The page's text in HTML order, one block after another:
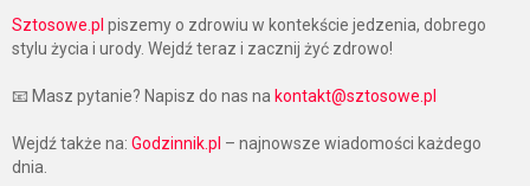
Sztosowe.pl piszemy o zdrowiu w kontekście jedzenia, dobrego
stylu życia i urody. Wejdź teraz i zacznij żyć zdrowo!
📧 Masz pytanie? Napisz do nas na kontakt@sztosowe.pl
Wejdź także na: Godzinnik.pl – najnowsze wiadomości każdego
dnia.